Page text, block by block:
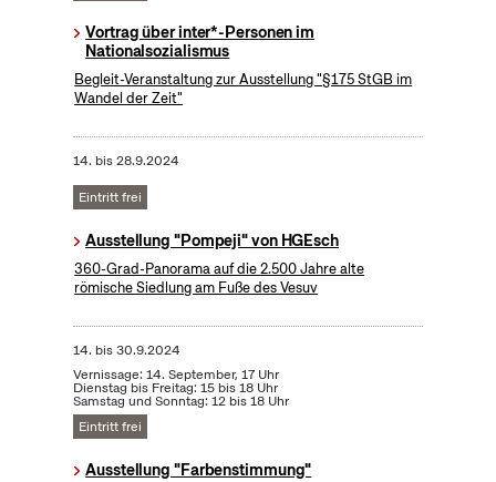
Vortrag über inter*-Personen im
Nationalsozialismus
Begleit-Veranstaltung zur Ausstellung "§175 StGB im
Wandel der Zeit"
14. bis28.9.2024
Eintritt frei
Ausstellung "Pompeji" von HGEsch
360-Grad-Panorama auf die 2.500 Jahre alte
römische Siedlung am Fuße des Vesuv
14. bis30.9.2024
Vernissage: 14. September, 17 Uhr
Dienstag bis Freitag: 15 bis 18 Uhr
Samstag und Sonntag: 12 bis 18 Uhr
Eintritt frei
Ausstellung "Farbenstimmung"